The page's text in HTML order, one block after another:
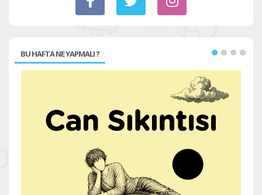
BU HAFTA NE YAPMALI ?